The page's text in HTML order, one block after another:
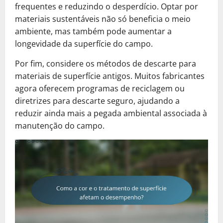
frequentes e reduzindo o desperdício. Optar por
materiais sustentáveis não só beneficia o meio
ambiente, mas também pode aumentar a
longevidade da superfície do campo.
Por fim, considere os métodos de descarte para
materiais de superfície antigos. Muitos fabricantes
agora oferecem programas de reciclagem ou
diretrizes para descarte seguro, ajudando a
reduzir ainda mais a pegada ambiental associada à
manutenção do campo.